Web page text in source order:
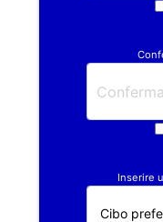
Inserire